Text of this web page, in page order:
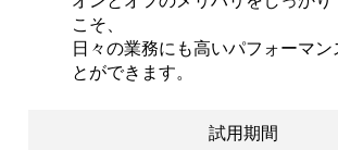
こそ、
日々の業務にも高いパフォーマン
とができます。
試用期間